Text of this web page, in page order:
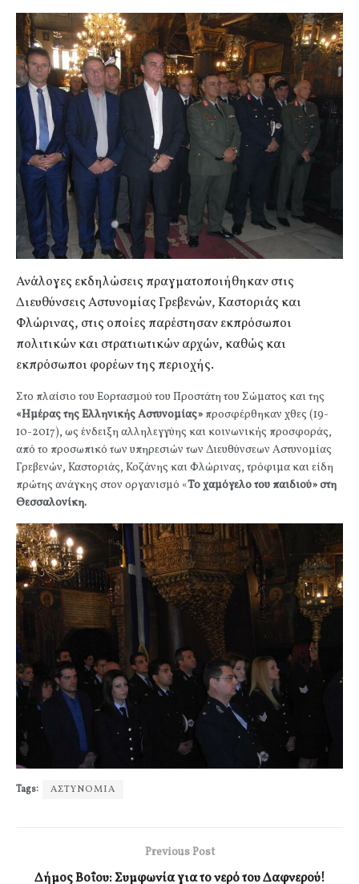
Ανάλογες εκδηλώσεις πραγματοποιήθηκαν στις
Διευθύνσεις Αστυνομίας Γρεβενών, Καστοριάς και
Φλώρινας, στις οποίες παρέστησαν εκπρόσωποι
πολιτικών και στρατιωτικών αρχών, καθώς και
εκπρόσωποι φορέων της περιοχής.
Στο πλαίσιο του Εορτασμού του Προστάτη του Σώματος και της
«Ημέρας της Ελληνικής Αστυνομίας» προσφέρθηκαν χθες (19-
10-2017), ως ένδειξη αλληλεγγύης και κοινωνικής προσφοράς,
από το προσωπικό των υπηρεσιών των Διευθύνσεων Αστυνομίας
Γρεβενών, Καστοριάς, Κοζάνης και Φλώρινας, τρόφιμα και είδη
πρώτης ανάγκης στον οργανισμό «Το χαμόγελο του παιδιού»στη
Θεσσαλονίκη.
Tags: ΑΣΤΥΝΟΜΙΑ
Previous Post
Δήμος Βοΐου: Συμφωνία για το νερό του Δαφνερού!